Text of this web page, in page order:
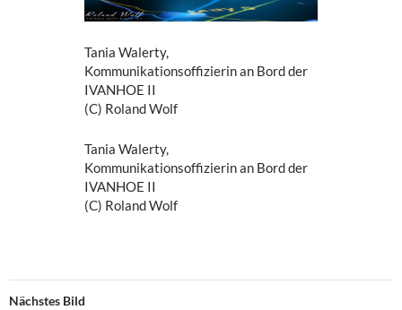
Tania Walerty,
Kommunikationsoffizierin an Bord der
IVANHOE II
(C) Roland Wolf
Tania Walerty,
Kommunikationsoffizierin an Bord der
IVANHOE II
(C) Roland Wolf
Nächstes Bild